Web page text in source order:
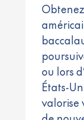
ou lors
États-
valorise